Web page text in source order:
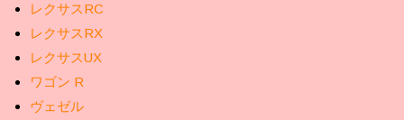
レクサスRC
レクサスRX
レクサスUX
ワゴン R
ヴェゼル